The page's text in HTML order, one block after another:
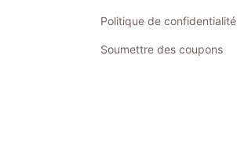
Politique de confidentialité
Soumettre des coupons